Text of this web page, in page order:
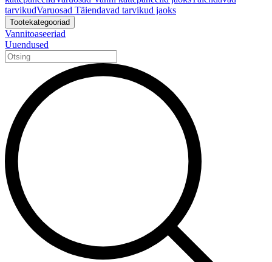
tarvikudVaruosad Täiendavad tarvikud jaoks
Tootekategooriad
Vannitoaseeriad
Uuendused